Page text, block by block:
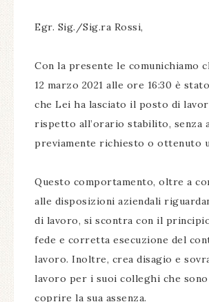
Egr. Sig./Sig.ra Rossi,
Con la presente le comunichiamo
12 marzo 2021 alle ore 16:30 è
che Lei ha lasciato il posto di
rispetto all’orario stabilito, senza
previamente richiesto o ottenuto
Questo comportamento, oltre a
alle disposizioni aziendali
di lavoro, si scontra con il
fede e corretta esecuzione del
lavoro. Inoltre, crea disagio e
lavoro per i suoi colleghi che
coprire la sua assenza.